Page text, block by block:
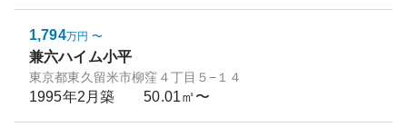
1,794万円 〜
兼六ハイム小平
東京都東久留米市柳窪４丁目５−１４
1995年2月築 50.01㎡〜